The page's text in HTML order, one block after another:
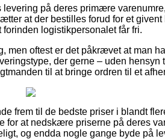
på deres primære
at der bestilles forud for et
logistikpersonalet får fri.
men oftest er det påkrævet at man
der gerne – uden hensyn
til at bringe ordren til et
frem til de bedste priser i blandt
at nedskære priserne på deres
og endda nogle gange byde på